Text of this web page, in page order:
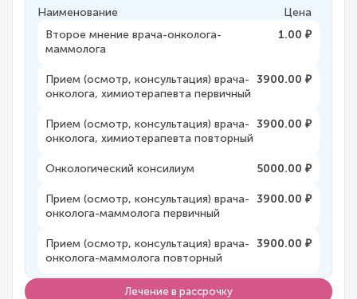
Наименование
Цена
Второе мнение врача-онколога-
маммолога
1.00 ₽
Прием (осмотр, консультация) врача-
онколога, химиотерапевта первичный
3900.00 ₽
Прием (осмотр, консультация) врача-
онколога, химиотерапевта повторный
3900.00 ₽
Онкологический консилиум 5000.00 ₽
Прием (осмотр, консультация) врача-
онколога-маммолога первичный
3900.00 ₽
Прием (осмотр, консультация) врача-
онколога-маммолога повторный
3900.00 ₽
Лечение в рассрочку